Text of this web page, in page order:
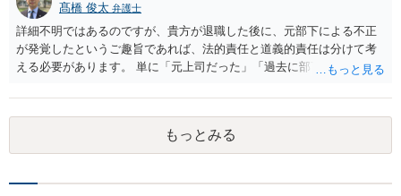
髙橋 俊太 弁護士
詳細不明ではあるのですが、貴方が退職した後に、元部下による不正
が発覚したというご趣旨であれば、法的責任と道義的責任は分けて考
える必要があります。 単に「元上司だった」「過去に部下だった」と
りません。会社が貴方に損害賠償請求をするには、在職中の管理監督
義務違反、引継ぎの不備、不正の兆候を知りながら放置したことな
ど、具体的な義務違反と損害との因果関係を主張・立証する必要があ
ります。なお、在職中から会計処理や現金管理の不自然さを認識して
もっとみる